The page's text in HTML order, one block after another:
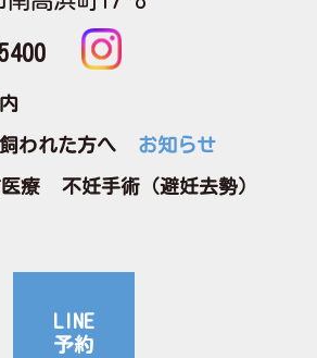
われた方へ お知らせ
療 不妊手術（避妊去勢）
LINE
予約